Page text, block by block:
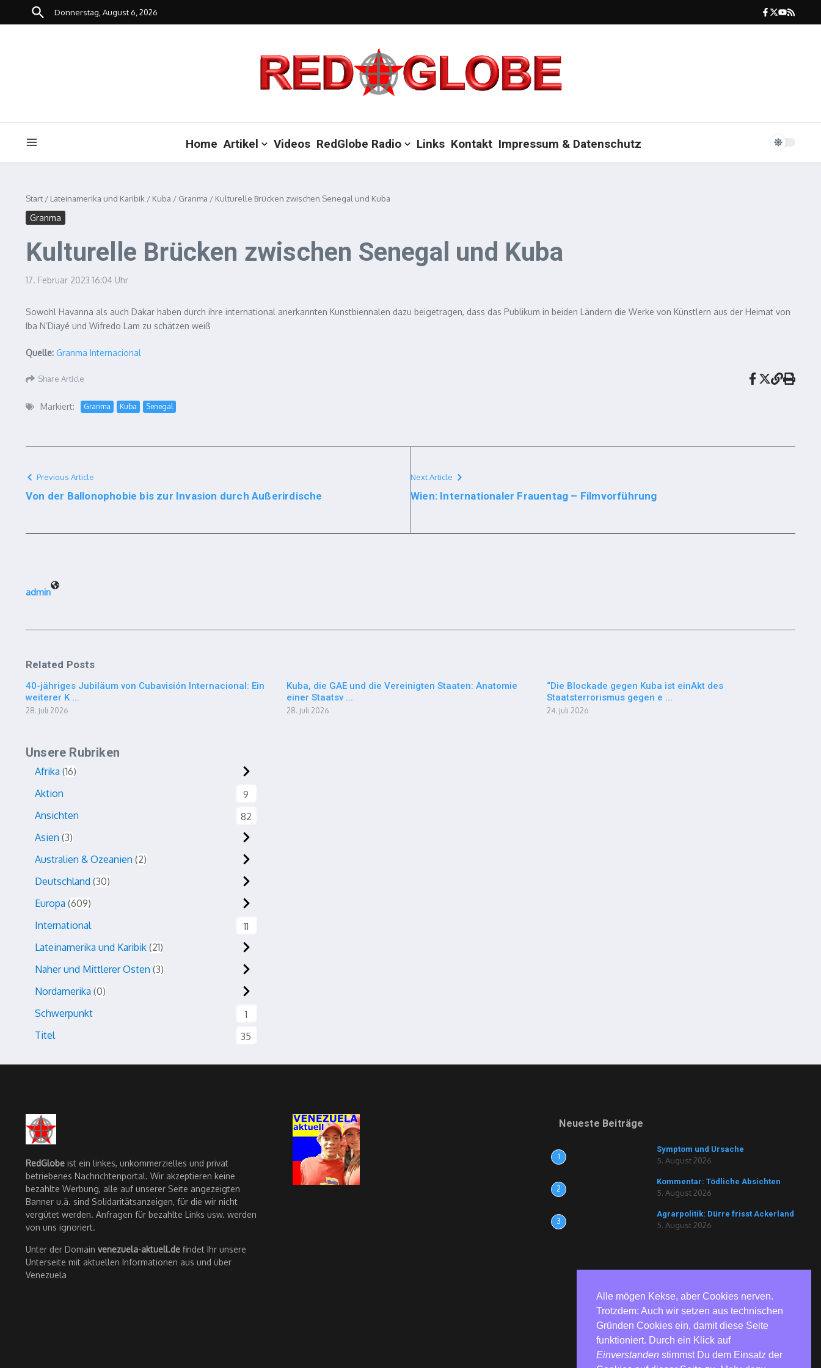
Zum Inhalt springen
Donnerstag, August 6, 2026
Home Artikel Videos RedGlobe Radio Links Kontakt Impressum & Datenschutz
Start / Lateinamerika und Karibik / Kuba / Granma / Kulturelle Brücken zwischen Senegal und Kuba
Granma
Kulturelle Brücken zwischen Senegal und Kuba
17. Februar 2023 16:04 Uhr
Sowohl Havanna als auch Dakar haben durch ihre international anerkannten Kunstbiennalen dazu beigetragen, dass das Publikum in beiden Ländern die Werke von Künstlern aus der Heimat von
Iba N’Diayé und Wifredo Lam zu schätzen weiß
Quelle: Granma Internacional
Share Article
Markiert: Granma Kuba Senegal
Previous Article
Von der Ballonophobie bis zur Invasion durch Außerirdische
Next Article
Wien: Internationaler Frauentag – Filmvorführung
admin
Related Posts
40-jähriges Jubiläum von Cubavisión Internacional: Ein
weiterer K ...
28. Juli 2026
Kuba, die GAE und die Vereinigten Staaten: Anatomie
einer Staatsv ...
28. Juli 2026
“Die Blockade gegen Kuba ist einAkt des
Staatsterrorismus gegen e ...
24. Juli 2026
Unsere Rubriken
Afrika 16
Aktion
9
Ansichten
82
Asien 3
Australien & Ozeanien 2
Deutschland 30
Europa 609
International
11
Lateinamerika und Karibik 21
Naher und Mittlerer Osten 3
Nordamerika 0
Schwerpunkt
1
Titel
35
RedGlobe ist ein linkes, unkommerzielles und privat
betriebenes Nachrichtenportal. Wir akzeptieren keine
bezahlte Werbung, alle auf unserer Seite angezeigten
Banner u.ä. sind Solidaritätsanzeigen, für die wir nicht
vergütet werden. Anfragen für bezahlte Links usw. werden
von uns ignoriert.
Unter der Domain venezuela-aktuell.de findet Ihr unsere
Unterseite mit aktuellen Informationen aus und über
Venezuela
Neueste Beiträge
1
Symptom und Ursache
5. August 2026
2
Kommentar: Tödliche Absichten
5. August 2026
3
Agrarpolitik: Dürre frisst Ackerland
5. August 2026
Alle mögen Kekse, aber Cookies nerven.
Trotzdem: Auch wir setzen aus technischen
Gründen Cookies ein, damit diese Seite
funktioniert. Durch ein Klick auf
Einverstanden stimmst Du dem Einsatz der